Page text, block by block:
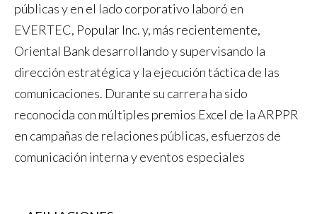
públicas y en el lado corporativo laboró en
EVERTEC, Popular Inc. y, más recientemente,
Oriental Bank desarrollando y supervisando la
dirección estratégica y la ejecución táctica de las
comunicaciones. Durante su carrera ha sido
reconocida con múltiples premios Excel de la ARPPR
en campañas de relaciones públicas, esfuerzos de
comunicación interna y eventos especiales